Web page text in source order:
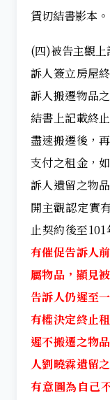
賃切結書影本。
(四)被告主觀上
訴人簽立房屋
訴人搬遷物品
結書上記載終
盡速搬遷後，
支付之租金，
訴人遺留之物
開主觀認定實
止契約後至
有催促告訴人
屬物品，顯見
告訴人仍遲至
有權決定終止
遲不搬遷之物
人劉曉霖遺留
有意圖為自己